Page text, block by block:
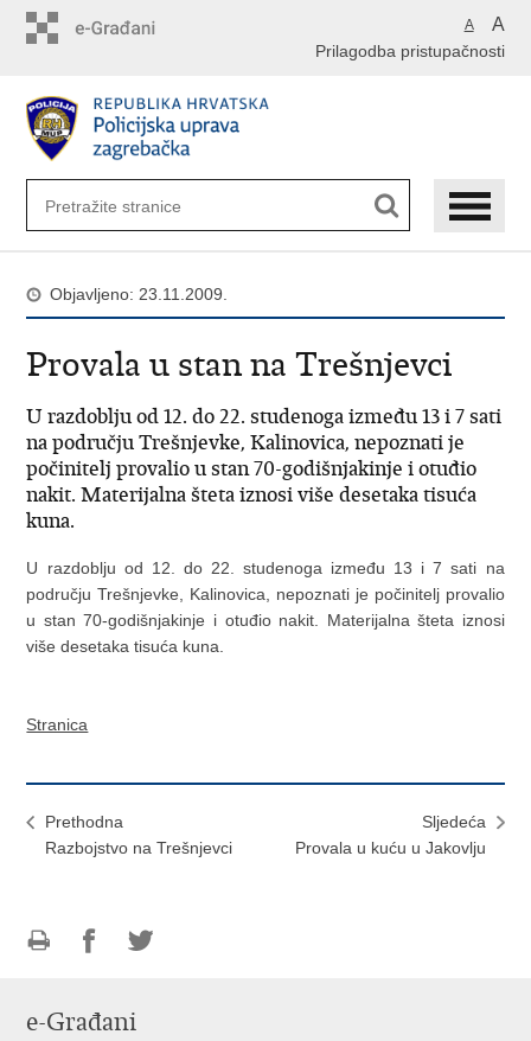
A A
Prilagodba pristupačnosti
Objavljeno: 23.11.2009.
Provala u stan na Trešnjevci
U razdoblju od 12. do 22. studenoga između 13 i 7 sati
na području Trešnjevke, Kalinovica, nepoznati je
počinitelj provalio u stan 70-godišnjakinje i otuđio
nakit. Materijalna šteta iznosi više desetaka tisuća
kuna.
U razdoblju od 12. do 22. studenoga između 13 i 7 sati na
području Trešnjevke, Kalinovica, nepoznati je počinitelj provalio
u stan 70-godišnjakinje i otuđio nakit. Materijalna šteta iznosi
više desetaka tisuća kuna.
Stranica
Prethodna
Razbojstvo na Trešnjevci
Sljedeća
Provala u kuću u Jakovlju
FacebookuTwitteru
e-Građani